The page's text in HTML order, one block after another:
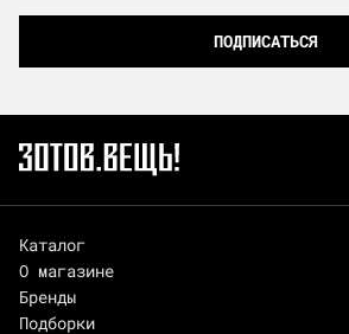
ПОДПИСАТЬСЯ
Каталог
О магазине
Бренды
Подборки